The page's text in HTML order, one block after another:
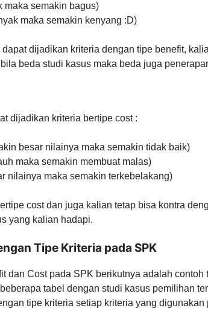
maka semakin bagus)
maka semakin kenyang :D)
dijadikan kriteria dengan tipe benefit,
beda studi kasus maka beda juga
dijadikan kriteria bertipe cost :
besar nilainya maka semakin tidak baik)
maka semakin membuat malas)
nilainya maka semakin terkebelakang)
cost dan juga kalian tetap bisa kontra
yang kalian hadapi.
Tipe Kriteria pada SPK
dan Cost pada SPK berikutnya adalah
tabel dengan studi kasus pemilihan
tipe kriteria setiap kriteria yang